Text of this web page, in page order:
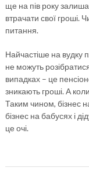
ще на пів року
втрачати свої гроші.
питання.
Найчастіше на вудку
не можуть
випадках – це
зникають гроші. А
Таким чином, бізнес
бізнес на бабусях і
це очі.